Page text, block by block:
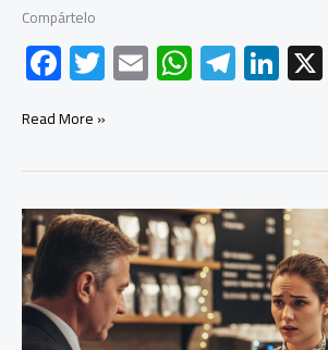
Compártelo
F
ac
e
b
o
ok
T
wi
er
E
m
W
h
s
A
p
p
Te
le
a
m
Li
nk
dI
n
Avalan
un
barrendero
de
La
coruña
por
poner
Read More »